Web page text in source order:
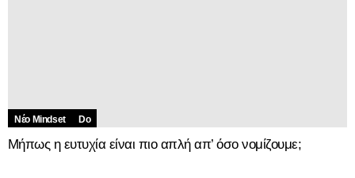
Νέο Mindset Do
Μήπως η ευτυχία είναι πιο απλή απ’ όσο νομίζουμε;